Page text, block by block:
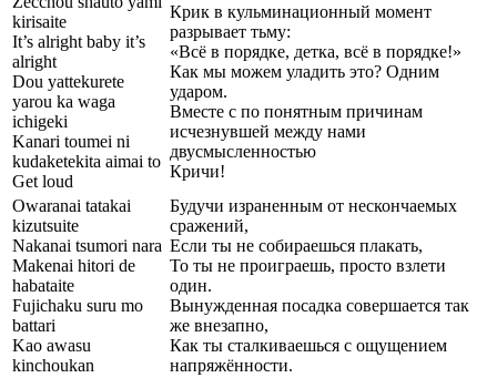
kirisaite
It’s alright baby it’s
alright
Dou yattekurete
yarou ka waga
ichigeki
Kanari toumei ni
kudaketekita aimai to
Get loud
Крик в кульминационный момент
разрывает тьму:
«Всё в порядке, детка, всё в порядке!»
Как мы можем уладить это? Одним
ударом.
Вместе с по понятным причинам
исчезнувшей между нами
двусмысленностью
Кричи!
Owaranai tatakai
kizutsuite
Nakanai tsumori nara
Makenai hitori de
habataite
Fujichaku suru mo
battari
Kao awasu
kinchoukan
Будучи израненным от нескончаемых
сражений,
Если ты не собираешься плакать,
То ты не проиграешь, просто взлети
один.
Вынужденная посадка совершается так
же внезапно,
Как ты сталкиваешься с ощущением
напряжённости.